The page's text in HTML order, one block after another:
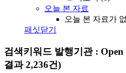
오늘 본 자료
오늘 본 자료가
패싯닫기
검색키워드 발행기관 :
결과 2,236건)